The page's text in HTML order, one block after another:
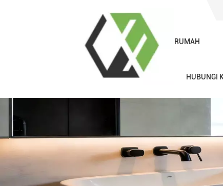
RUMAH
HUBUNGI